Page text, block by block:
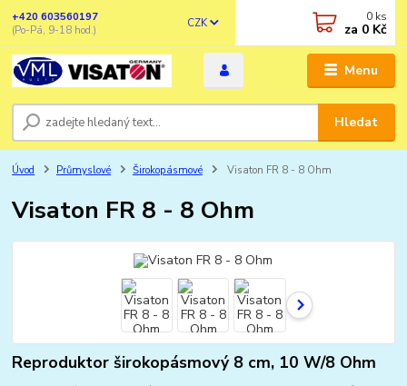
Menu
CZK
Hledat
+420 603560197
(Po-Pá, 9-18 hod.)
0 ks
za 0 Kč
Úvod Průmyslové Širokopásmové Visaton FR 8 - 8 Ohm
Visaton FR 8 - 8 Ohm
Reproduktor širokopásmový 8 cm, 10 W/8 Ohm